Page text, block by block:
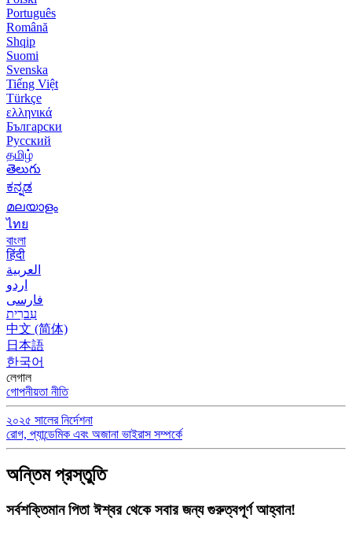
Português
Română
Shqip
Suomi
Svenska
Tiếng Việt
Türkçe
ελληνικά
Български
Русский
தமிழ்
తెలుగు
ಕನ್ನಡ
മലയാളം
ไทย
বাংলা
हिंदी
العربية
اردو
فارسی
עִברִית
中文 (简体)
日本語
한국어
লেগাল
গোপনীয়তা নীতি
২০২৫ সালের নির্দেশনা
রোগ, প্যান্ডেমিক এবং অজানা ভাইরাস সম্পর্কে
অন্তিম প্রস্তুতি
সর্বশক্তিমান পিতা ঈশ্বর থেকে সবার জন্য গুরুত্বপূর্ণ আহ্বান!